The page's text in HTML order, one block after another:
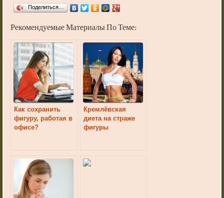
Поделиться…
Рекомендуемые Материалы По Теме:
Как сохранить
фигуру, работая в
офисе?
Кремлёвская
диета на страже
фигуры